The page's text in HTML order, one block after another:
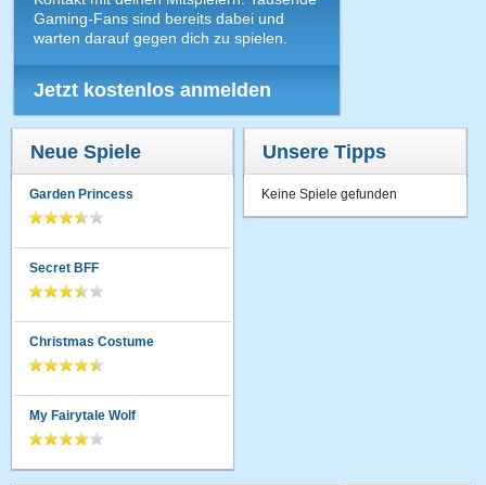
Gaming-Fans sind bereits dabei und
warten darauf gegen dich zu spielen.
Jetzt kostenlos anmelden
Neue Spiele
Garden Princess
Secret BFF
Christmas Costume
My Fairytale Wolf
Unsere Tipps
Keine Spiele gefunden